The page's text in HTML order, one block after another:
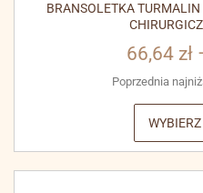
BRANSOLETKA
66,64 zł
Poprzednia